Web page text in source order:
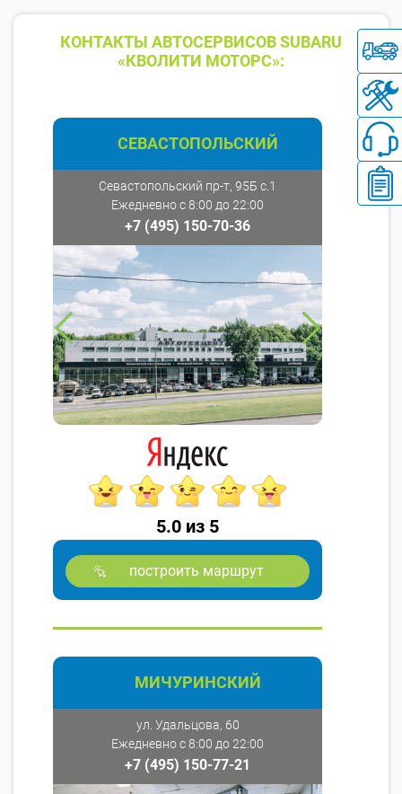
КОНТАКТЫ АВТОСЕРВИСОВ SUBARU
«КВОЛИТИ МОТОРС»:
СЕВАСТОПОЛЬСКИЙ
Севастопольский пр-т, 95Б с.1
Ежедневно с 8:00 до 22:00
+7 (495) 150-70-36
5.0 из 5
построить маршрут
МИЧУРИНСКИЙ
ул. Удальцова, 60
Ежедневно с 8:00 до 22:00
+7 (495) 150-77-21